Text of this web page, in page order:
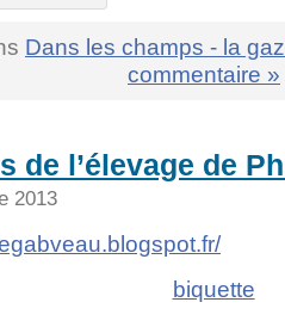
Dans les champs - la
commentaire »
de l’élevage de
2013